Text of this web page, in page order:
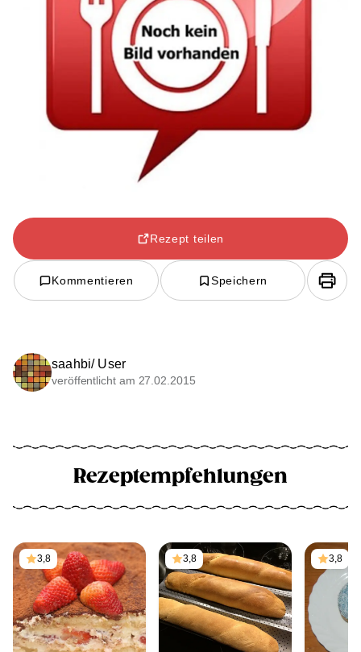
Rezept teilen
Kommentieren Speichern
saahbi/ User
veröffentlicht am 27.02.2015
Rezeptempfehlungen
3,8 3,8 3,8